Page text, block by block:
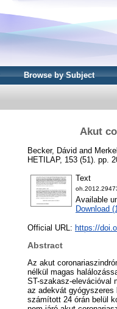
Browse by Subject
Akut
Becker, Dávid and
HETILAP, 153 (51). pp.
Text
Available
Download
Official URL: https://
Abstract
Az akut
nélkül magas
ST-szakasz-elevációval
az adekvát gyógyszeres
számított 24 órán belül